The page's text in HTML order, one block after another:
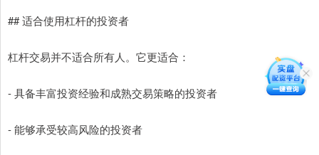
## 适合使用杠杆的投资者
杠杆交易并不适合所有人。它更适合：
- 具备丰富投资经验和成熟交易策略的投资者
- 能够承受较高风险的投资者